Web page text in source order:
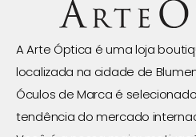
A Arte Óptica é uma loja
localizada na cidade de
Óculos de Marca é
tendência do mercado